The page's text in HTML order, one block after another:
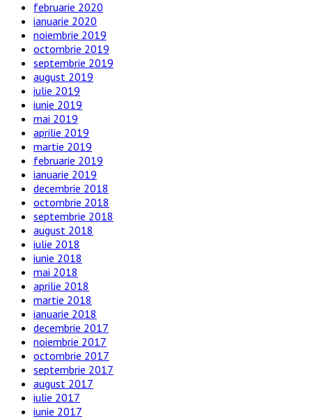
februarie 2020
ianuarie 2020
noiembrie 2019
octombrie 2019
septembrie 2019
august 2019
iulie 2019
iunie 2019
mai 2019
aprilie 2019
martie 2019
februarie 2019
ianuarie 2019
decembrie 2018
octombrie 2018
septembrie 2018
august 2018
iulie 2018
iunie 2018
mai 2018
aprilie 2018
martie 2018
ianuarie 2018
decembrie 2017
noiembrie 2017
octombrie 2017
septembrie 2017
august 2017
iulie 2017
iunie 2017